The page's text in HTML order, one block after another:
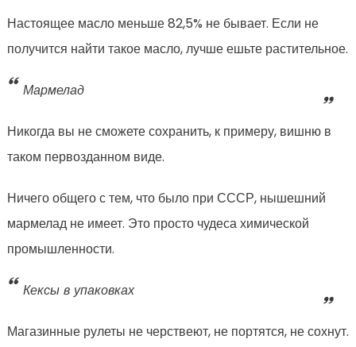
Настоящее масло меньше 82,5% не бывает. Если не
получится найти такое масло, лучше ешьте растительное.
Мармелад
Никогда вы не сможете сохранить, к примеру, вишню в
таком первозданном виде.
Ничего общего с тем, что было при СССР, нышешний
мармелад не имеет. Это просто чудеса химической
промышленности.
Кексы в упаковках
Магазинные рулеты не черствеют, не портятся, не сохнут.